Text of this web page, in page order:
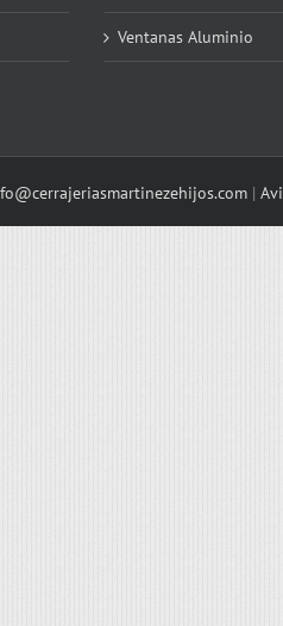
Ventanas Aluminio
|